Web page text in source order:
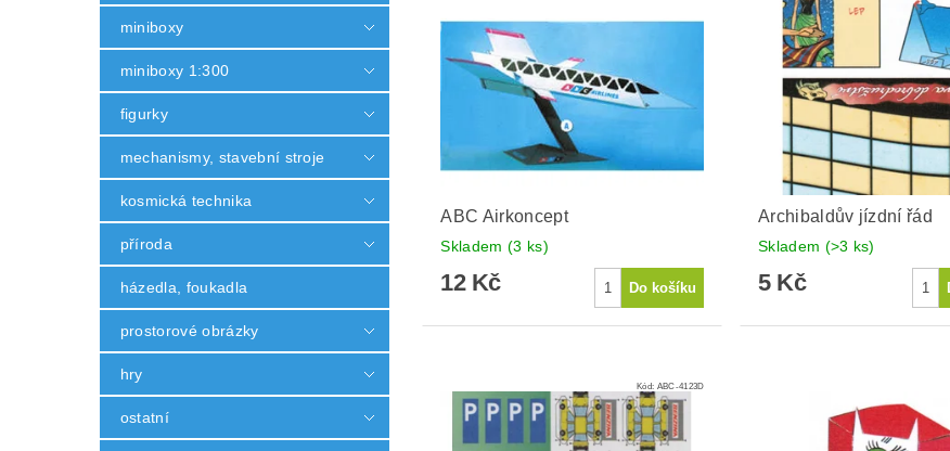
miniboxy
miniboxy 1:300
figurky
mechanismy, stavební stroje
kosmická technika
příroda
házedla, foukadla
prostorové obrázky
hry
ostatní
ABC Airkoncept
Skladem (3 ks)
12 Kč
Archibaldův jízdní řád
Skladem (>3 ks)
5 Kč
Kód: ABC-4123D